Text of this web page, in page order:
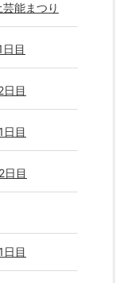
能まつり
目
目
目
日目
目